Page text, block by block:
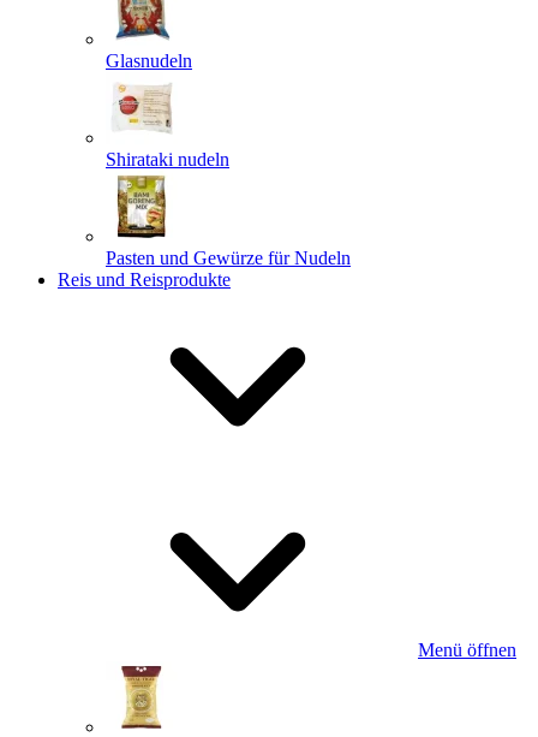
Glasnudeln
Shirataki nudeln
Pasten und Gewürze für Nudeln
Reis und Reisprodukte
Menü öffnen